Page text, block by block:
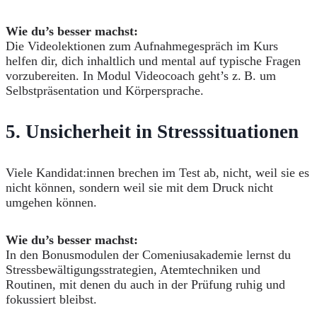
Wie du’s besser machst:
Die Videolektionen zum Aufnahmegespräch im Kurs
helfen dir, dich inhaltlich und mental auf typische Fragen
vorzubereiten. In Modul Videocoach geht’s z. B. um
Selbstpräsentation und Körpersprache.
5. Unsicherheit in Stresssituationen
Viele Kandidat:innen brechen im Test ab, nicht, weil sie es
nicht können, sondern weil sie mit dem Druck nicht
umgehen können.
Wie du’s besser machst:
In den Bonusmodulen der Comeniusakademie lernst du
Stressbewältigungsstrategien, Atemtechniken und
Routinen, mit denen du auch in der Prüfung ruhig und
fokussiert bleibst.